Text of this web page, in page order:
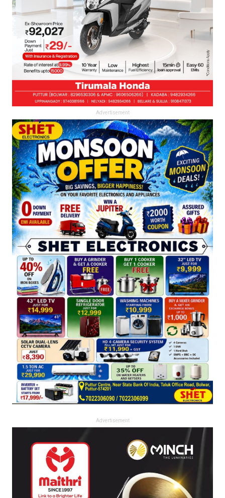
Advertisement
Advertisement